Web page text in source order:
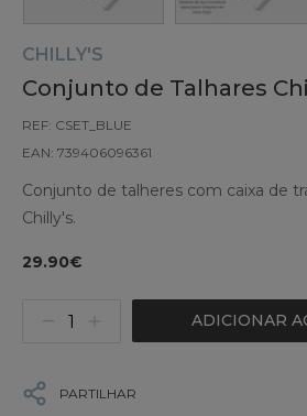
CHILLY'S
Conjunto de Talhares
REF: CSET_BLUE
EAN: 739406096361
Conjunto de talheres com caixa de
Chilly's.
29.90€
ADICIONAR
PARTILHAR